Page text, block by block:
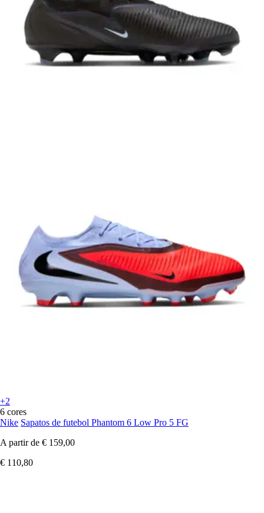
+2
6 cores
Nike Sapatos de futebol Phantom 6 Low Pro 5 FG
A partir de € 159,00
€ 110,80